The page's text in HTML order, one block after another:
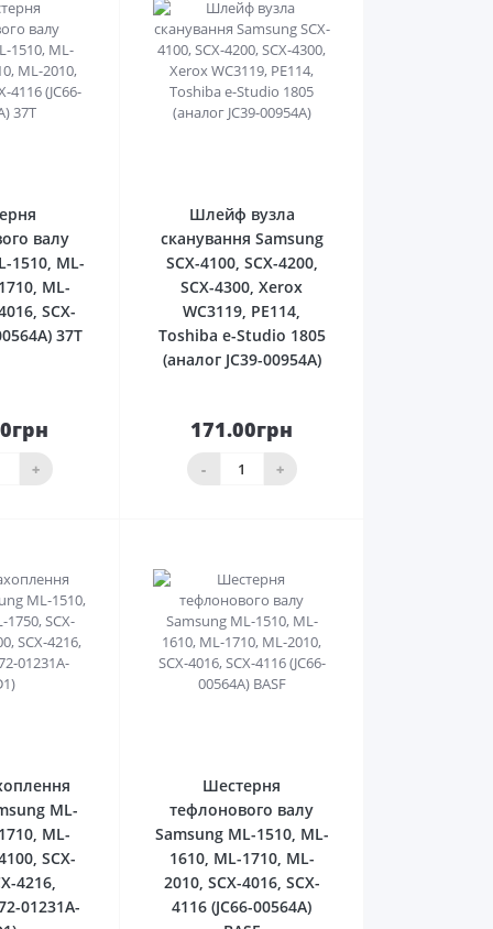
валу
1510, ML-
ML-
SCX-
37T
+
До
Шлейф вузла
сканування Samsung
SCX-4100, SCX-4200,
SCX-4300, Xerox
WC3119, РE114,
Toshiba e-Studio 1805
(аналог JC39-00954A)
171.00грн
- +
До
кошика
ML-
ML-
SCX-
4216,
01231A-
Шестерня
тефлонового валу
Samsung ML-1510, ML-
1610, ML-1710, ML-
2010, SCX-4016, SCX-
4116 (JC66-00564A)